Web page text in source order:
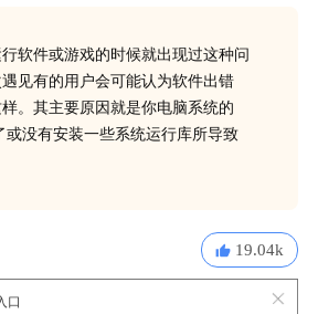
软件或游戏的时候就出现过这种问
见有的用户会可能认为软件出错
。其主要原因就是你电脑系统的
或没有安装一些系统运行库所导致
19.04k
口